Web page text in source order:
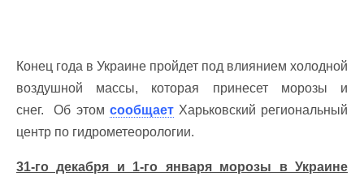
Конец года в Украине пройдет под влиянием холодной
воздушной массы, которая принесет морозы и
снег. Об этом сообщаетХарьковский региональный
центр по гидрометеорологии.
31-го декабря и 1-го января морозы в Украине